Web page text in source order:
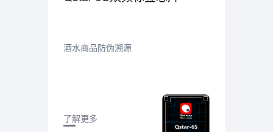
酒水商品防伪溯源
了解更多